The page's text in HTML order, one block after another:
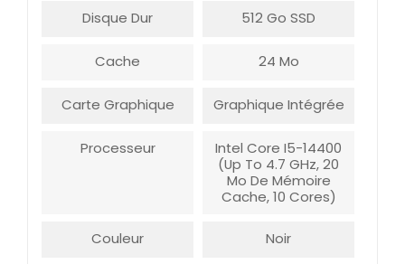
Disque Dur 512 Go SSD
Cache 24 Mo
Carte Graphique Graphique Intégrée
Processeur
Intel Core I5-14400
(Up To 4.7 GHz, 20
Mo De Mémoire
Cache, 10 Cores)
Couleur Noir